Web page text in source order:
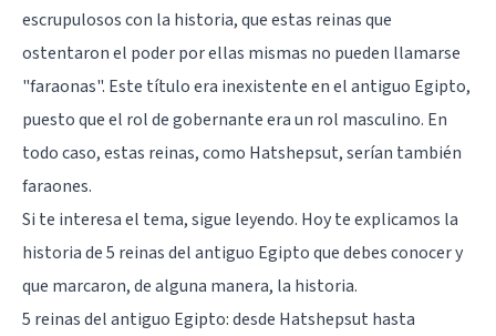
escrupulosos con la historia, que estas reinas que
ostentaron el poder por ellas mismas no pueden llamarse
"faraonas". Este título era inexistente en el antiguo Egipto,
puesto que el rol de gobernante era un rol masculino. En
todo caso, estas reinas, como Hatshepsut, serían también
faraones.
Si te interesa el tema, sigue leyendo. Hoy te explicamos la
historia de 5 reinas del antiguo Egipto que debes conocer y
que marcaron, de alguna manera, la historia.
5 reinas del antiguo Egipto: desde Hatshepsut hasta